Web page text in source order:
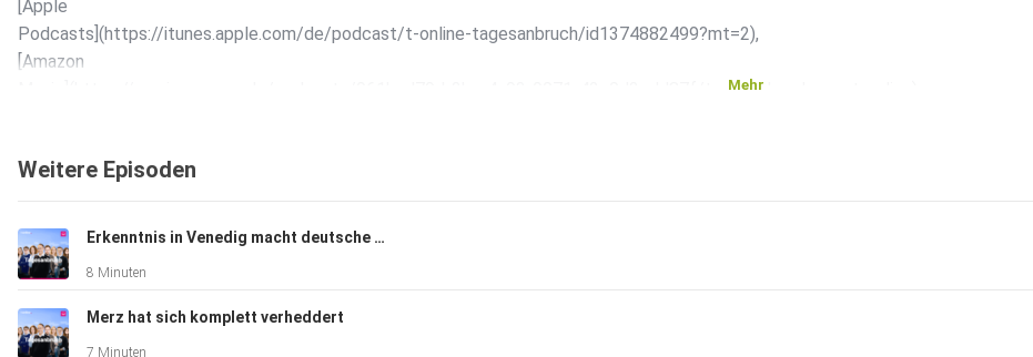
[Apple
Podcasts](https://itunes.apple.com/de/podcast/t-online-tagesanbruch/id1374882499?mt=2),
[Amazon
Music](https://music.amazon.de/podcasts/961bad79-b3ba-4a93-9071-42e0d3cdd87f/tagesanbruch-von-t-online)
Mehr
Weitere Episoden
Erkenntnis in Venedig macht deutsche Politik erträglicher
8 Minuten
Merz hat sich komplett verheddert
7 Minuten